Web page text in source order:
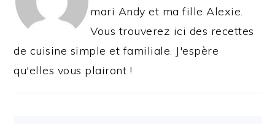
mari Andy et ma fille Alexie.
Vous trouverez ici des recettes
de cuisine simple et familiale. J'espère
qu'elles vous plairont !